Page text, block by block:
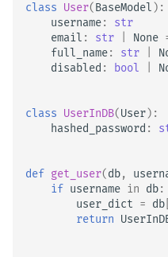
class User(BaseModel ):
username:
str
email : str None
full_name: str
disabled : bool
class UserInDB(User):
hashed_password :
def get_user(db,
if username in db:
user_dict = db
return